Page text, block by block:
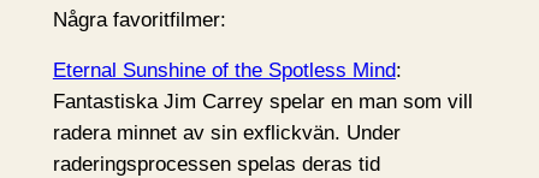
Några favoritfilmer:
Eternal Sunshine of the Spotless Mind:
Fantastiska Jim Carrey spelar en man som vill
radera minnet av sin exflickvän. Under
raderingsprocessen spelas deras tid